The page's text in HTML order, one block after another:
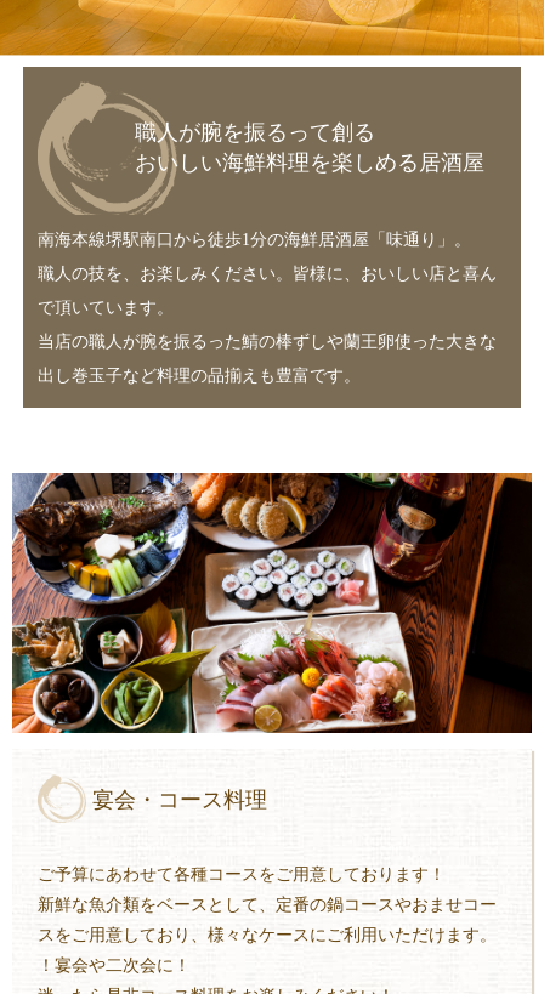
職人が腕を振るって創る
おいしい海鮮料理を楽しめる居酒屋
南海本線堺駅南口から徒歩1分の海鮮居酒屋「味通り」。
職人の技を、お楽しみください。皆様に、おいしい店と喜ん
で頂いています。
当店の職人が腕を振るった鯖の棒ずしや蘭王卵使った大きな
出し巻玉子など料理の品揃えも豊富です。
宴会・コース料理
ご予算にあわせて各種コースをご用意しております！
新鮮な魚介類をベースとして、定番の鍋コースやおませコー
スをご用意しており、様々なケースにご利用いただけます。
！宴会や二次会に！